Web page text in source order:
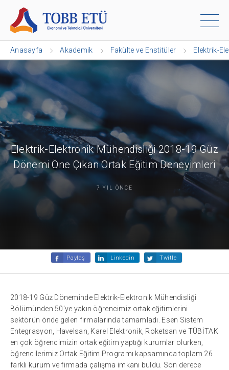
Anasayfa Akademik Fakülte ve Enstitüler Elektrik-
Elektrik-Elektronik Mühendisliği 2018-19 Güz
Dönemi Öne Çıkan Ortak Eğitim Deneyimleri
7 YIL ÖNCE
Paylaş Linkedin Twitle
2018-19 Güz Döneminde Elektrik-Elektronik Mühendisliği
Bölümünden 50’ye yakın öğrencimiz ortak eğitimlerini
sektörün önde gelen firmalarında tamamladı. Esen Sistem
Entegrasyon, Havelsan, Karel Elektronik, Roketsan ve TÜBİTAK
en çok öğrencimizin ortak eğitim yaptığı kurumlar olurken,
öğrencilerimiz Ortak Eğitim Programı kapsamında toplam 26
farklı kurum ve firmada çalışma imkanı buldu. Son derece